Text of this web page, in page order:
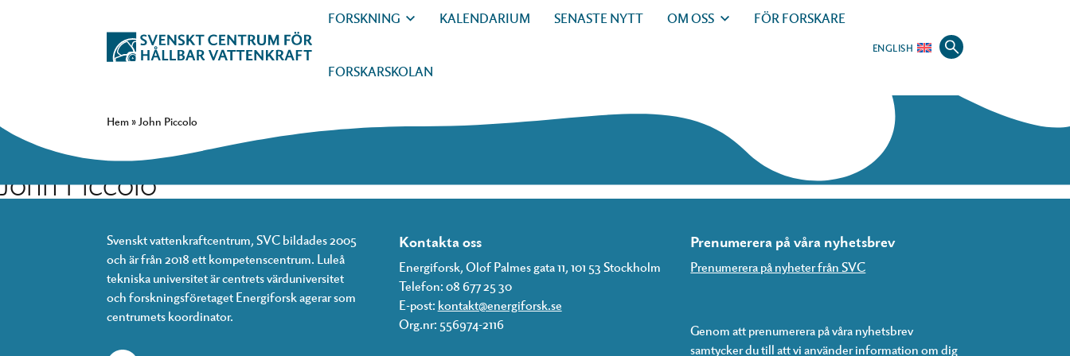
FORSKNING KALENDARIUM SENASTE NYTT OM OSS FÖR FORSKARE
FORSKARSKOLAN
ENGLISH
Hem»John Piccolo
John Piccolo
Svenskt vattenkraftcentrum, SVC bildades 2005
och är från 2018 ett kompetenscentrum. Luleå
tekniska universitet är centrets värduniversitet
och forskningsföretaget Energiforsk agerar som
centrumets koordinator.
Kontakta oss
Energiforsk, Olof Palmes gata 11, 101 53 Stockholm
Telefon: 08 677 25 30
E-post: kontakt@energiforsk.se
Org.nr: 556974-2116
Prenumerera på våra nyhetsbrev
Prenumerera på nyheter från SVC
Genom att prenumerera på våra nyhetsbrev
samtycker du till att vi använder information om dig